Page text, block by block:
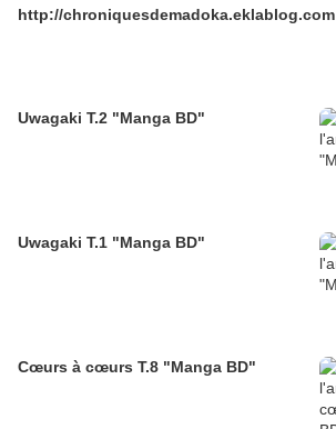
http://chroniquesdemadoka.eklablog.com
Uwagaki T.2 "Manga BD"
Uwagaki T.1 "Manga BD"
Cœurs à cœurs T.8 "Manga BD"